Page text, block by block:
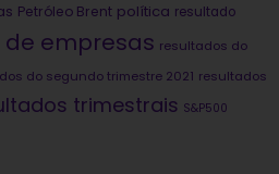
Petróleo Brent política resultado
empresas resultados do
do segundo trimestre 2021 resultados
trimestrais S&P500